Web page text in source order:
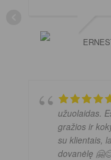
užuolaidas.
gražios ir
su klientais,
dovanėlę